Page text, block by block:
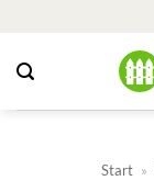
springen
Start »